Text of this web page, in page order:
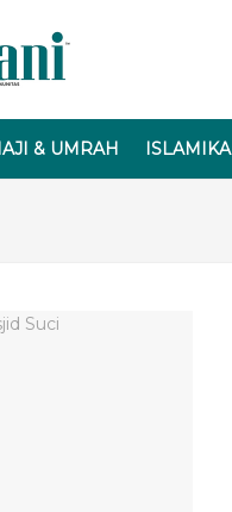
& UMRAH ISLAMIKA